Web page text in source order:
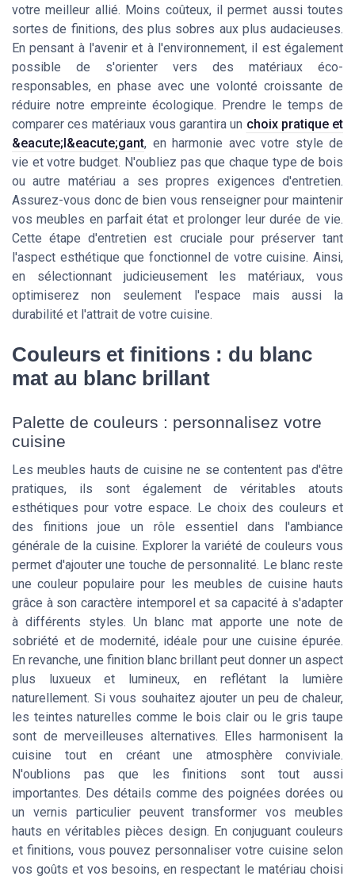
votre meilleur allié. Moins coûteux, il permet aussi toutes
sortes de finitions, des plus sobres aux plus audacieuses.
En pensant à l'avenir et à l'environnement, il est également
possible de s'orienter vers des matériaux éco-
responsables, en phase avec une volonté croissante de
réduire notre empreinte écologique. Prendre le temps de
comparer ces matériaux vous garantira un choix pratique et
&eacute;l&eacute;gant, en harmonie avec votre style de
vie et votre budget. N'oubliez pas que chaque type de bois
ou autre matériau a ses propres exigences d'entretien.
Assurez-vous donc de bien vous renseigner pour maintenir
vos meubles en parfait état et prolonger leur durée de vie.
Cette étape d'entretien est cruciale pour préserver tant
l'aspect esthétique que fonctionnel de votre cuisine. Ainsi,
en sélectionnant judicieusement les matériaux, vous
optimiserez non seulement l'espace mais aussi la
durabilité et l'attrait de votre cuisine.
Couleurs et finitions : du blanc
mat au blanc brillant
Palette de couleurs : personnalisez votre
cuisine
Les meubles hauts de cuisine ne se contentent pas d'être
pratiques, ils sont également de véritables atouts
esthétiques pour votre espace. Le choix des couleurs et
des finitions joue un rôle essentiel dans l'ambiance
générale de la cuisine. Explorer la variété de couleurs vous
permet d'ajouter une touche de personnalité. Le blanc reste
une couleur populaire pour les meubles de cuisine hauts
grâce à son caractère intemporel et sa capacité à s'adapter
à différents styles. Un blanc mat apporte une note de
sobriété et de modernité, idéale pour une cuisine épurée.
En revanche, une finition blanc brillant peut donner un aspect
plus luxueux et lumineux, en reflétant la lumière
naturellement. Si vous souhaitez ajouter un peu de chaleur,
les teintes naturelles comme le bois clair ou le gris taupe
sont de merveilleuses alternatives. Elles harmonisent la
cuisine tout en créant une atmosphère conviviale.
N'oublions pas que les finitions sont tout aussi
importantes. Des détails comme des poignées dorées ou
un vernis particulier peuvent transformer vos meubles
hauts en véritables pièces design. En conjuguant couleurs
et finitions, vous pouvez personnaliser votre cuisine selon
vos goûts et vos besoins, en respectant le matériau choisi